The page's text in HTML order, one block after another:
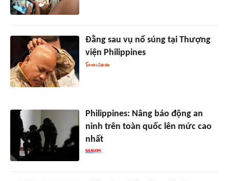
Đằng sau vụ nổ súng tại Thượng
viện Philippines
Philippines: Nâng báo động an
ninh trên toàn quốc lên mức cao
nhất